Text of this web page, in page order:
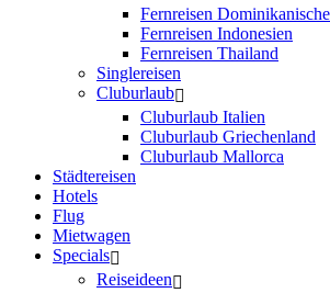
Fernreisen
Fernreisen Indonesien
Fernreisen Thailand
Singlereisen
Cluburlaub
Cluburlaub Italien
Cluburlaub Griechenland
Cluburlaub Mallorca
Städtereisen
Hotels
Flug
Mietwagen
Specials
Reiseideen